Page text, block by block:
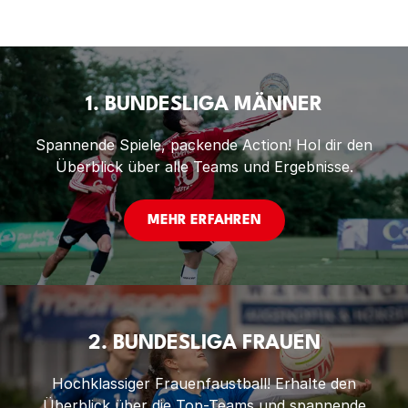
1. BUNDESLIGA MÄNNER
Spannende Spiele, packende Action! Hol dir den
Überblick über alle Teams und Ergebnisse.
MEHR ERFAHREN
2. BUNDESLIGA FRAUEN
Hochklassiger Frauenfaustball! Erhalte den